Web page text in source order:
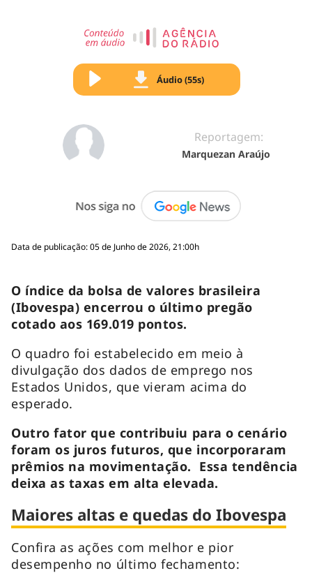
Áudio (55s)
Reportagem:
Marquezan Araújo
Data de publicação: 05 de Junho de 2026, 21:00h
O índice da bolsa de valores brasileira
(Ibovespa) encerrou o último pregão
cotado aos 169.019 pontos.
O quadro foi estabelecido em meio à
divulgação dos dados de emprego nos
Estados Unidos, que vieram acima do
esperado.
Outro fator que contribuiu para o cenário
foram os juros futuros, que incorporaram
prêmios na movimentação. Essa tendência
deixa as taxas em alta elevada.
Maiores altas e quedas do Ibovespa
Confira as ações com melhor e pior
desempenho no último fechamento: